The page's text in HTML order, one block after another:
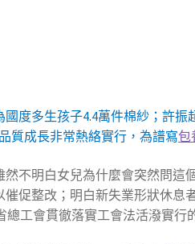
度多生孩子4.4萬件棉紗；許
質成長非常熱絡實行，為譜寫包
不明白女兒為什麼會突然問
催促整改；明白新失業形狀休
工會貫徹落實工會法活潑實行